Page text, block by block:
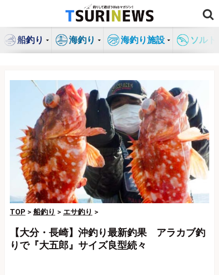
ン
船釣り 海釣り 海釣り施設 ソル
TOP > 船釣り > エサ釣り >
【大分・長崎】沖釣り最新釣果 アラカブ釣
りで『大五郎』サイズ良型続々